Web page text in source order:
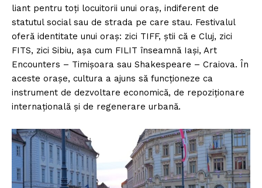
liant pentru toți locuitorii unui oraș, indiferent de
statutul social sau de strada pe care stau. Festivalul
oferă identitate unui oraș: zici TIFF, știi că e Cluj, zici
FITS, zici Sibiu, așa cum FILIT înseamnă Iași, Art
Encounters – Timișoara sau Shakespeare – Craiova. În
aceste orașe, cultura a ajuns să funcționeze ca
instrument de dezvoltare economică, de repoziționare
internațională și de regenerare urbană.